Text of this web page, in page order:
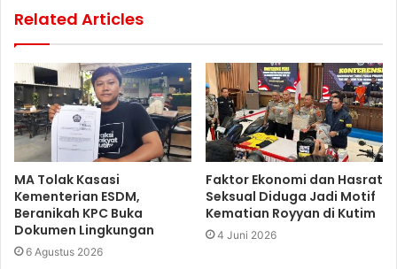
Related Articles
MA Tolak Kasasi
Kementerian ESDM,
Beranikah KPC Buka
Dokumen Lingkungan
6 Agustus 2026
Faktor Ekonomi dan Hasrat
Seksual Diduga Jadi Motif
Kematian Royyan di Kutim
4 Juni 2026